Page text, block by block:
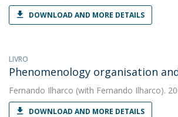
DOWNLOAD AND MORE DETAILS
LIVRO
Phenomenology organisation
Fernando Ilharco (with Fernando Ilharco).
DOWNLOAD AND MORE DETAILS